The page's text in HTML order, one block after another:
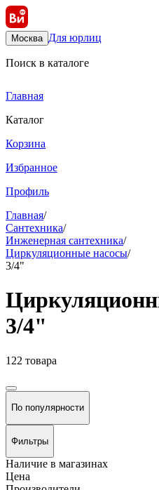
Москва Для юрлиц
Поиск в каталоге
Главная
Каталог
Корзина
Избранное
Профиль
Главная/
Сантехника/
Инженерная сантехника/
Циркуляционные насосы/
3/4"
3/4"
122 товара
По популярности
Фильтры
Наличие в магазинах
Цена